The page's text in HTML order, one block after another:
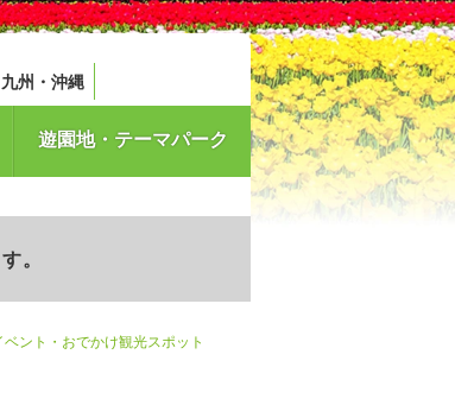
九州・沖縄
遊園地・テーマパーク
。
ント・おでかけ観光スポット